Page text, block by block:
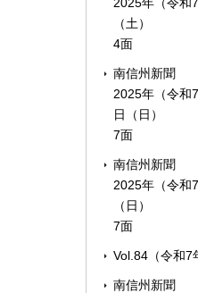
（土）
4面
南信州新聞
2025年（令和
日（日）
7面
南信州新聞
2025年（令和
（日）
7面
Vol.84（令和7
南信州新聞